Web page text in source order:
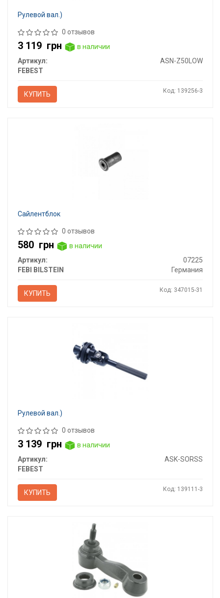
Рулевой вал.)
0 отзывов
3 119 грн
в наличии
Артикул:
ASN-Z50LOW
FEBEST
КУПИТЬ Код: 139256-3
Сайлентблок
0 отзывов
580 грн
в наличии
Артикул:
07225
FEBI BILSTEIN
Германия
КУПИТЬ Код: 347015-31
Рулевой вал.)
0 отзывов
3 139 грн
в наличии
Артикул:
ASK-SORSS
FEBEST
КУПИТЬ Код: 139111-3